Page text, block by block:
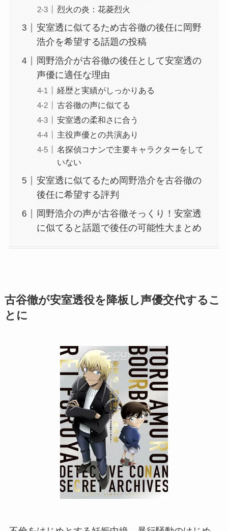
烈火の炎：花菱烈火
安室透に似てるため古谷徹の後任に岡野
浩介を希望する話題の投稿
岡野浩介が古谷徹の後任として安室透の
声優に適任な理由
経歴と実績がしっかりある
古谷徹の声に似てる
安室透の柔和さに合う
主役声優との共演あり
名探偵コナンで主要キャラクターをして
いない
安室透に似てるため岡野浩介を古谷徹の
後任に希望する評判
岡野浩介の声が古谷徹そっくり！安室透
に似てると話題で後任の可能性大まとめ
古谷徹が安室透役を降板し声優交代するこ
とに